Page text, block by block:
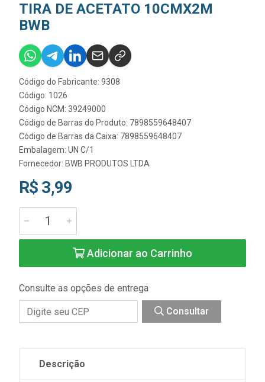
TIRA DE ACETATO 10CMX2M
BWB
Código do Fabricante: 9308
Código: 1026
Código NCM: 39249000
Código de Barras do Produto: 7898559648407
Código de Barras da Caixa: 7898559648407
Embalagem: UN C/1
Fornecedor: BWB PRODUTOS LTDA
R$ 3,99
Adicionar ao Carrinho
Consulte as opções de entrega
Consultar
Descrição